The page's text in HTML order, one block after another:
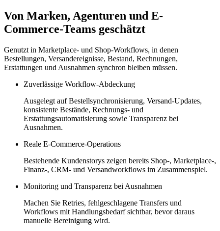
Von Marken, Agenturen und E-
Commerce-Teams geschätzt
Genutzt in Marketplace- und Shop-Workflows, in denen
Bestellungen, Versandereignisse, Bestand, Rechnungen,
Erstattungen und Ausnahmen synchron bleiben müssen.
Zuverlässige Workflow-Abdeckung
Ausgelegt auf Bestellsynchronisierung, Versand-Updates,
konsistente Bestände, Rechnungs- und
Erstattungsautomatisierung sowie Transparenz bei
Ausnahmen.
Reale E-Commerce-Operations
Bestehende Kundenstorys zeigen bereits Shop-, Marketplace-,
Finanz-, CRM- und Versandworkflows im Zusammenspiel.
Monitoring und Transparenz bei Ausnahmen
Machen Sie Retries, fehlgeschlagene Transfers und
Workflows mit Handlungsbedarf sichtbar, bevor daraus
manuelle Bereinigung wird.